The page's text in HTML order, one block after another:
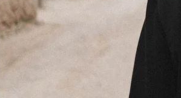
Vorherige